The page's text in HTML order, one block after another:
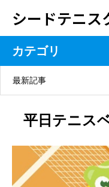
シードテニス
カテゴリ
最新記事
平日テニス